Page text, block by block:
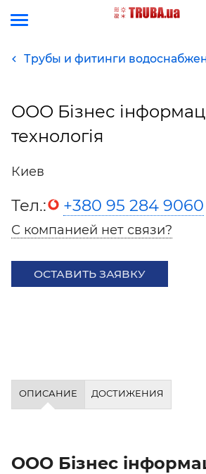
Трубы и фитинги
ООО Бізнес
технологія
Киев
Тел.: +380 95 284 9060
С компанией нет связи?
ОСТАВИТЬ ЗАЯВКУ
ОПИСАНИЕ ДОСТИЖЕНИЯ
ООО Бізнес